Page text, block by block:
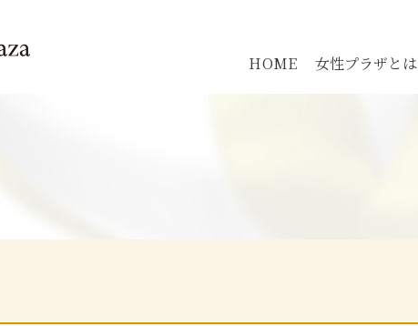
HOME 女性プラザとは